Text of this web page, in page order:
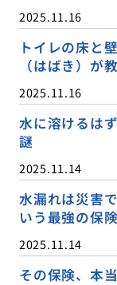
2025.11.16
トイレの床と
（はばき）が
2025.11.16
水に溶けるは
謎
2025.11.14
水漏れは災害
いう最強の保険
2025.11.14
その保険、本